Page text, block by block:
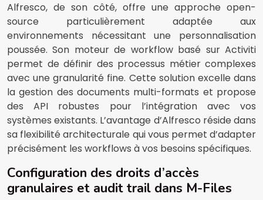
Alfresco, de son côté, offre une approche open-
source particulièrement adaptée aux
environnements nécessitant une personnalisation
poussée. Son moteur de workflow basé sur Activiti
permet de définir des processus métier complexes
avec une granularité fine. Cette solution excelle dans
la gestion des documents multi-formats et propose
des API robustes pour l’intégration avec vos
systèmes existants. L’avantage d’Alfresco réside dans
sa flexibilité architecturale qui vous permet d’adapter
précisément les workflows à vos besoins spécifiques.
Configuration des droits d’accès
granulaires et audit trail dans M-Files